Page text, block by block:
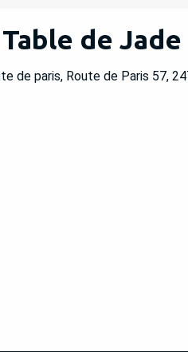
Table de Jade
de paris, Route de Paris 57,